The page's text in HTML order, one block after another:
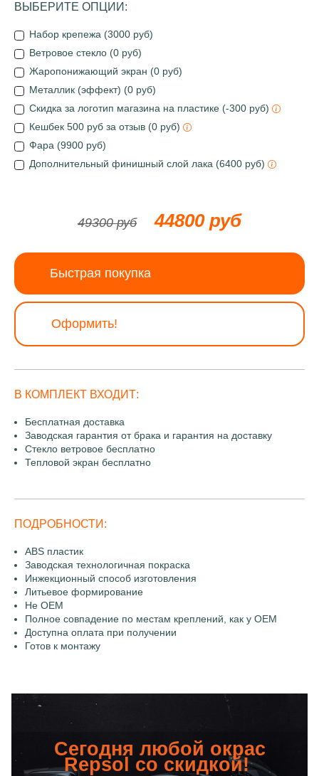
ВЫБЕРИТЕ ОПЦИИ:
Набор крепежа (3000 руб)
Ветровое стекло (0 руб)
Жаропонижающий экран (0 руб)
Металлик (эффект) (0 руб)
Скидка за логотип магазина на пластике (-300 руб)
Кешбек 500 руб за отзыв (0 руб)
Фара (9900 руб)
Дополнительный финишный слой лака (6400 руб)
49300 руб 44800 руб
Быстрая покупка
Оформить!
В КОМПЛЕКТ ВХОДИТ:
Бесплатная доставка
Заводская гарантия от брака и гарантия на доставку
Стекло ветровое бесплатно
Тепловой экран бесплатно
ПОДРОБНОСТИ:
ABS пластик
Заводская технологичная покраска
Инжекционный способ изготовления
Литьевое формирование
Не OEM
Полное совпадение по местам креплений, как у OEM
Доступна оплата при получении
Готов к монтажу
Сегодня любой окрас
Repsol со скидкой!